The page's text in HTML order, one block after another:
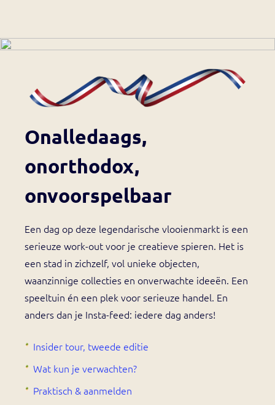
Onalledaags,
onorthodox,
onvoorspelbaar
Een dag op deze legendarische vlooienmarkt is een
serieuze work-out voor je creatieve spieren. Het is
een stad in zichzelf, vol unieke objecten,
waanzinnige collecties en onverwachte ideeën. Een
speeltuin én een plek voor serieuze handel. En
anders dan je Insta-feed: iedere dag anders!
Insider tour, tweede editie
Wat kun je verwachten?
Praktisch & aanmelden